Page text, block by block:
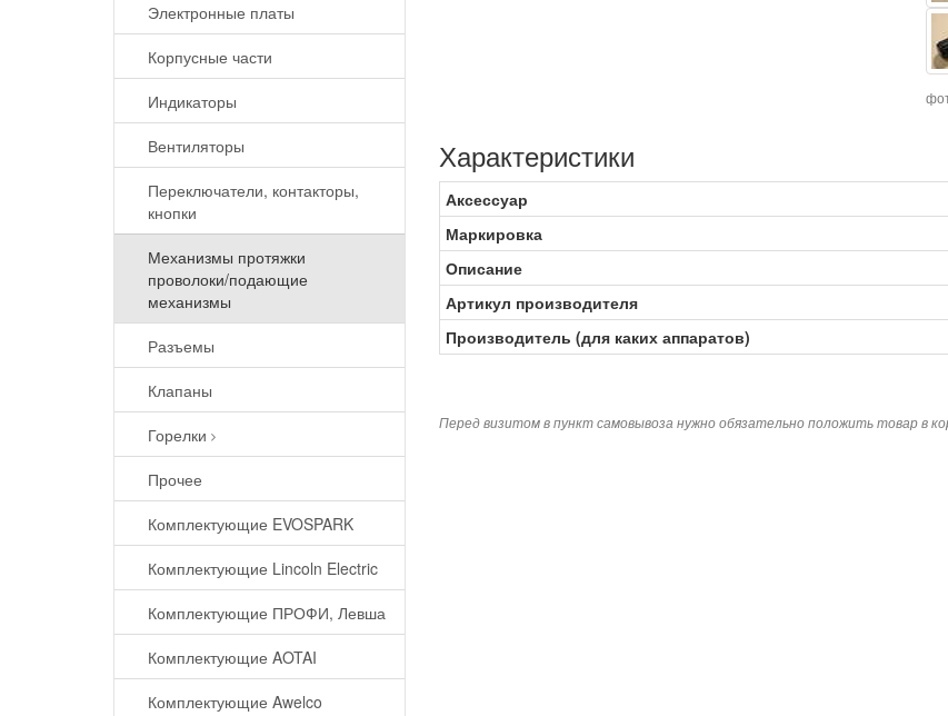
Электронные платы
Корпусные части
Индикаторы
Вентиляторы
Переключатели, контакторы,
кнопки
Механизмы протяжки
проволоки/подающие
механизмы
Разъемы
Клапаны
Горелки
Прочее
Комплектующие EVOSPARK
Комплектующие Lincoln Electric
Комплектующие ПРОФИ, Левша
Комплектующие AOTAI
Комплектующие Awelco
Характеристики
Аксессуар
Маркировка
Описание
Артикул производителя
Производитель (для каких аппаратов)
Перед визитом в пункт самовывоза нужно обязательно положить товар в